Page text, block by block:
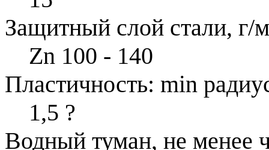
Защитный слой стали, г/
Zn 100 - 140
Пластичность: min
1,5 ?
Водный туман, не менее